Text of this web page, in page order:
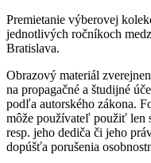
Premietanie výberovej
jednotlivých ročníkoch
Bratislava.
Obrazový materiál
na propagačné a študijné
podľa autorského zákona.
môže používateľ použiť len
resp. jeho dediča či jeho
dopúšťa porušenia